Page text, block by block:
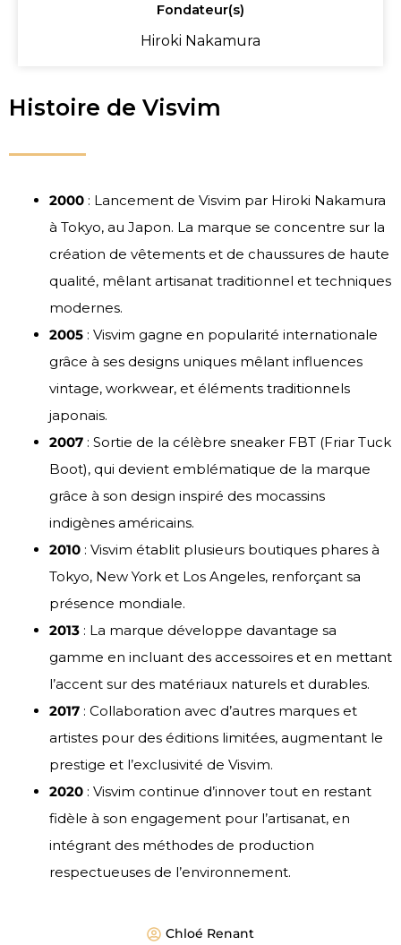
Fondateur(s)
Hiroki Nakamura
Histoire de Visvim
2000 : Lancement de Visvim par Hiroki Nakamura
à Tokyo, au Japon. La marque se concentre sur la
création de vêtements et de chaussures de haute
qualité, mêlant artisanat traditionnel et techniques
modernes.
2005 : Visvim gagne en popularité internationale
grâce à ses designs uniques mêlant influences
vintage, workwear, et éléments traditionnels
japonais.
2007 : Sortie de la célèbre sneaker FBT (Friar Tuck
Boot), qui devient emblématique de la marque
grâce à son design inspiré des mocassins
indigènes américains.
2010 : Visvim établit plusieurs boutiques phares à
Tokyo, New York et Los Angeles, renforçant sa
présence mondiale.
2013 : La marque développe davantage sa
gamme en incluant des accessoires et en mettant
l’accent sur des matériaux naturels et durables.
2017 : Collaboration avec d’autres marques et
artistes pour des éditions limitées, augmentant le
prestige et l’exclusivité de Visvim.
2020 : Visvim continue d’innover tout en restant
fidèle à son engagement pour l’artisanat, en
intégrant des méthodes de production
respectueuses de l’environnement.
Chloé Renant